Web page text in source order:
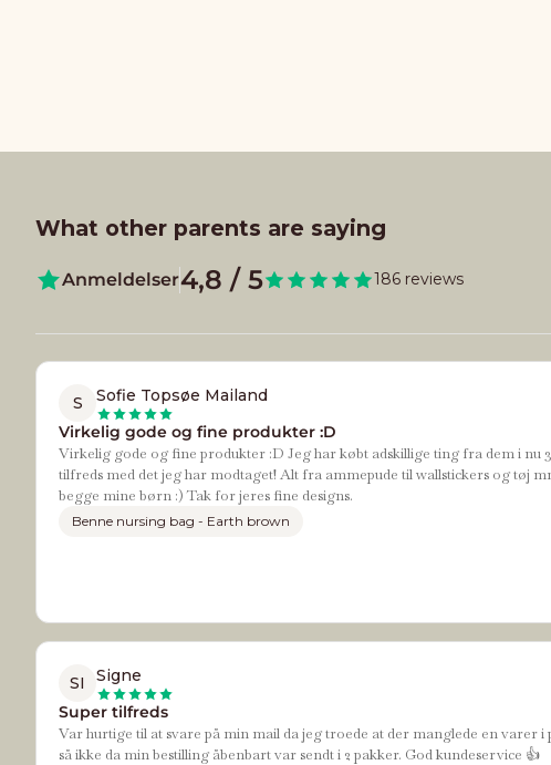
What other parents are saying
Anmeldelser4,8 / 5 186 reviews
S
Sofie Topsøe Mailand
Virkelig gode og fine produkter :D
Virkelig gode og fine produkter :D Jeg har købt adskillige ting fra dem i nu
tilfreds med det jeg har modtaget! Alt fra ammepude til wallstickers og tøj
begge mine børn :) Tak for jeres fine designs.
Benne nursing bag - Earth brown
SI
Signe
Super tilfreds
Var hurtige til at svare på min mail da jeg troede at der manglede en varer
så ikke da min bestilling åbenbart var sendt i 2 pakker. God kundeservice 👍